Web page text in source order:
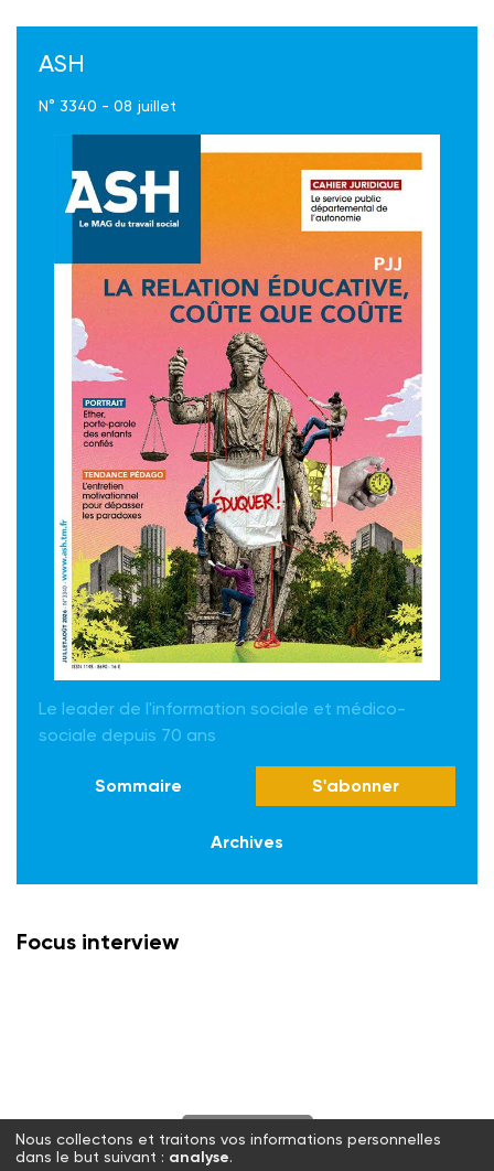
ASH
N° 3340 - 08 juillet
Le leader de l'information sociale et médico-
sociale depuis 70 ans
Sommaire S'abonner
Archives
Focus interview
S'abonner
Nous collectons et traitons vos informations personnelles
dans le but suivant : analyse.